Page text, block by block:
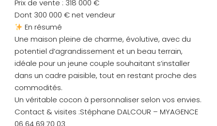
Prix de vente : 318 000 €
Dont 300 000 € net vendeur
En résumé
Une maison pleine de charme, évolutive, avec du
potentiel d’agrandissement et un beau terrain,
idéale pour un jeune couple souhaitant s’installer
dans un cadre paisible, tout en restant proche des
commodités.
Un véritable cocon à personnaliser selon vos envies.
Contact & visites :Stéphane DALCOUR – MYAGENCE
06 64 69 70 03